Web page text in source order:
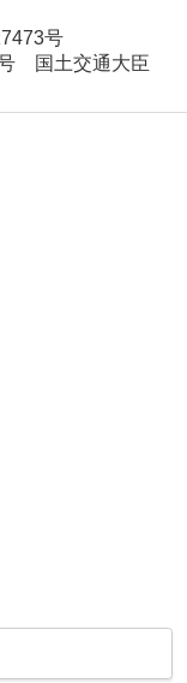
号
国土交通大臣